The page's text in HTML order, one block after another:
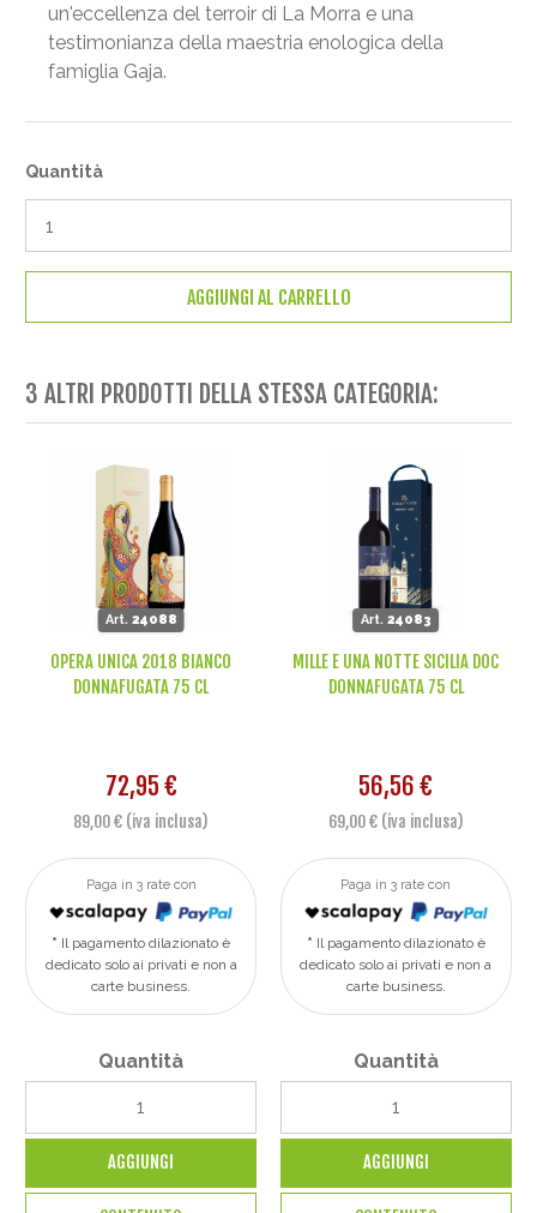
un'eccellenza del terroir di La Morra e una
testimonianza della maestria enologica della
famiglia Gaja.
Quantità
AGGIUNGI AL CARRELLO
3 ALTRI PRODOTTI DELLA STESSA CATEGORIA:
Art. 24088
OPERA UNICA 2018 BIANCO
DONNAFUGATA 75 CL
72,95 €
89,00 € (iva inclusa)
Paga in 3 rate con
Il pagamento dilazionato è
dedicato solo ai privati e non a
carte business.
Quantità
AGGIUNGI
Art. 24083
MILLE E UNA NOTTE SICILIA DOC
DONNAFUGATA 75 CL
56,56 €
69,00 € (iva inclusa)
Paga in 3 rate con
Il pagamento dilazionato è
dedicato solo ai privati e non a
carte business.
Quantità
AGGIUNGI